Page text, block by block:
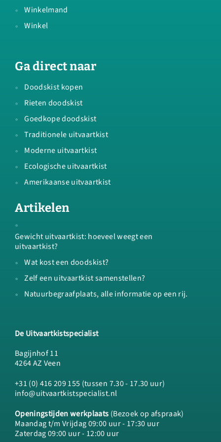
Winkelmand
Winkel
Ga direct naar
Doodskist kopen
Rieten doodskist
Goedkope doodskist
Traditionele uitvaartkist
Moderne uitvaartkist
Ecologische uitvaartkist
Amerikaanse uitvaartkist
Artikelen
Gewicht uitvaartkist: hoeveel weegt een
uitvaartkist?
Wat kost een doodskist?
Zelf een uitvaartkist samenstellen?
Natuurbegraafplaats, alle informatie op een rij.
De Uitvaartkistspecialist
Bagijnhof 11
4264 AZ Veen
+31 (0) 416 209 155 (tussen 7.30 - 17.30 uur)
info@uitvaartkistspecialist.nl
Openingstijden werkplaats (Bezoek op afspraak)
Maandag t/m Vrijdag 09:00 uur - 17:30 uur
Zaterdag 09:00 uur - 12:00 uur